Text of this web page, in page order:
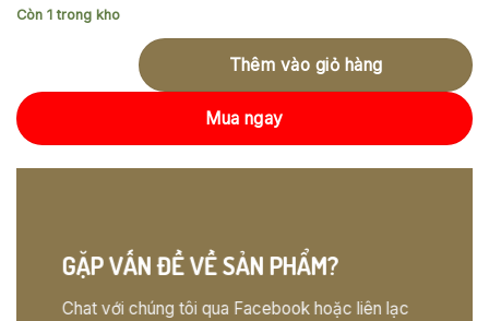
Còn 1 trong kho
Thêm vào giỏ hàng
Mua ngay
GẶP VẤN ĐỀ VỀ SẢN PHẨM?
Chat với chúng tôi qua Facebook hoặc liên lạc